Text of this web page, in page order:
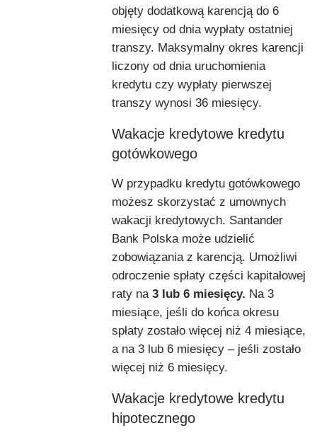
objęty dodatkową karencją do 6
miesięcy od dnia wypłaty ostatniej
transzy. Maksymalny okres karencji
liczony od dnia uruchomienia
kredytu czy wypłaty pierwszej
transzy wynosi 36 miesięcy.
Wakacje kredytowe kredytu
gotówkowego
W przypadku kredytu gotówkowego
możesz skorzystać z umownych
wakacji kredytowych. Santander
Bank Polska może udzielić
zobowiązania z karencją. Umożliwi
odroczenie spłaty części kapitałowej
raty na 3 lub 6 miesięcy. Na 3
miesiące, jeśli do końca okresu
spłaty zostało więcej niż 4 miesiące,
a na 3 lub 6 miesięcy – jeśli zostało
więcej niż 6 miesięcy.
Wakacje kredytowe kredytu
hipotecznego